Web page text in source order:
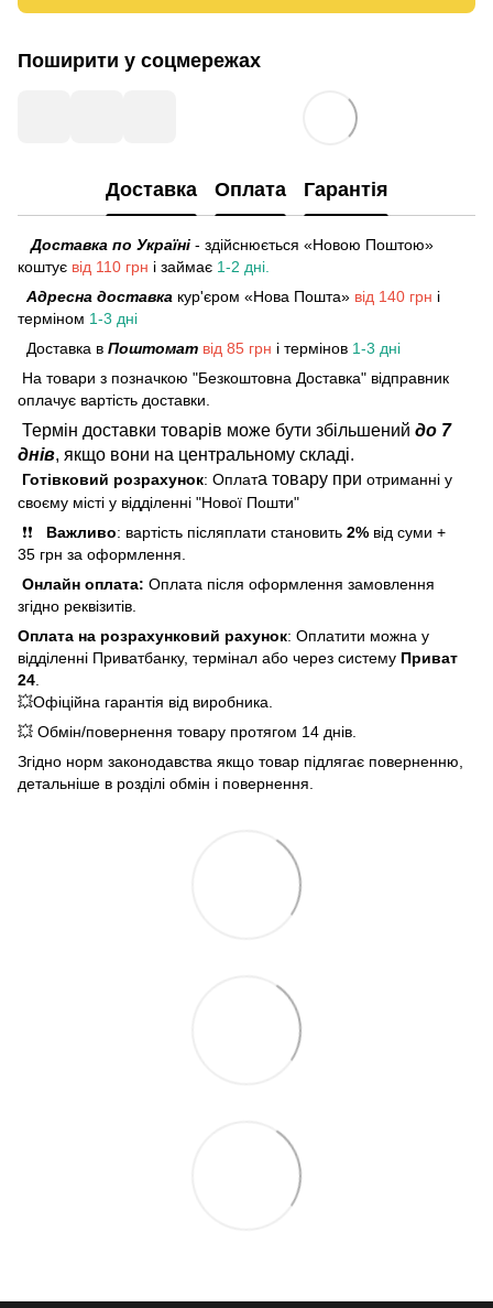
Поширити у соцмережах
Доставка Оплата Гарантія
Доставка по Україні - здійснюється «Новою Поштою»
коштує від 110 грн і займає 1-2 дні.
Адресна доставка кур'єром «Нова Пошта» від 140 грн і
терміном 1-3 дні
Доставка в Поштомат від 85 грн і термінов 1-3 дні
На товари з позначкою "Безкоштовна Доставка" відправник
оплачує вартість доставки.
Термін доставки товарів може бути збільшений до 7
днів, якщо вони на центральному складі.
Готівковий розрахунок: Оплата товару при отриманні у
своєму місті у відділенні "Нової Пошти"
❗❗ Важливо: вартість післяплати становить 2% від суми +
35 грн за оформлення.
Онлайн оплата: Оплата після оформлення замовлення
згідно реквізитів.
Оплата на розрахунковий рахунок: Оплатити можна у
відділенні Приватбанку, термінал або через систему Приват
24
💥Офіційна гарантія від виробника.
💥 Обмін/повернення товару протягом 14 днів.
Згідно норм законодавства якщо товар підлягає поверненню,
детальніше в розділі обмін і повернення.